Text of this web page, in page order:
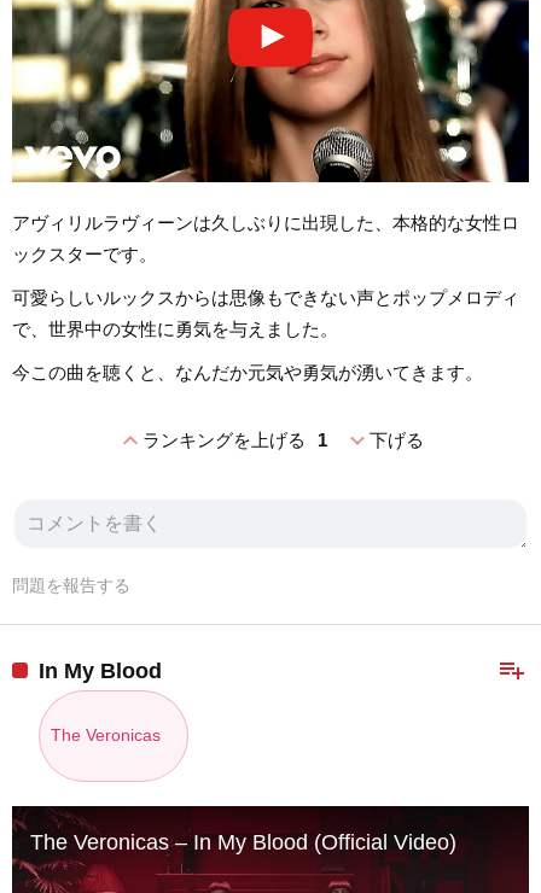
アヴィリルラヴィーンは久しぶりに出現した、本格的な女性ロ
ックスターです。
可愛らしいルックスからは思像もできない声とポップメロディ
で、世界中の女性に勇気を与えました。
今この曲を聴くと、なんだか元気や勇気が湧いてきます。
expand_lessランキングを上げる 1 expand_more下げる
問題を報告する
playlist_add
In My Blood
The Veronicas
The Veronicas – In My Blood (Official Video)